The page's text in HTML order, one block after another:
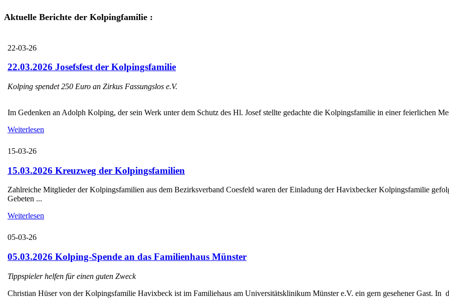
Aktuelle Berichte der Kolpingfamilie :
22-03-26
22.03.2026 Josefsfest der Kolpingsfamilie
Kolping spendet 250 Euro an Zirkus Fassungslos e.V.
Im Gedenken an Adolph Kolping, der sein Werk unter dem Schutz des Hl. Josef stellte gedachte die Kolpingsfamilie in einer feierlichen
Weiterlesen
15-03-26
15.03.2026 Kreuzweg der Kolpingsfamilien
Zahlreiche Mitglieder der Kolpingsfamilien aus dem Bezirksverband Coesfeld waren der Einladung der Havixbecker Kolpingsfamilie
Gebeten ...
Weiterlesen
05-03-26
05.03.2026 Kolping-Spende an das Familienhaus Münster
Tippspieler helfen für einen guten Zweck
Christian Hüser von der Kolpingsfamilie Havixbeck ist im Familiehaus am Universitätsklinikum Münster e.V. ein gern gesehener Gast. In